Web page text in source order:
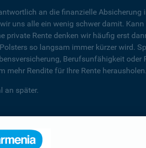
an die finanzielle Absicherung
uns alle ein wenig schwer damit.
Rente denken wir häufig erst
so langsam immer kürzer wird.
Berufsunfähigkeit oder
mehr Rendite für Ihre Rente herausholen.
an später.